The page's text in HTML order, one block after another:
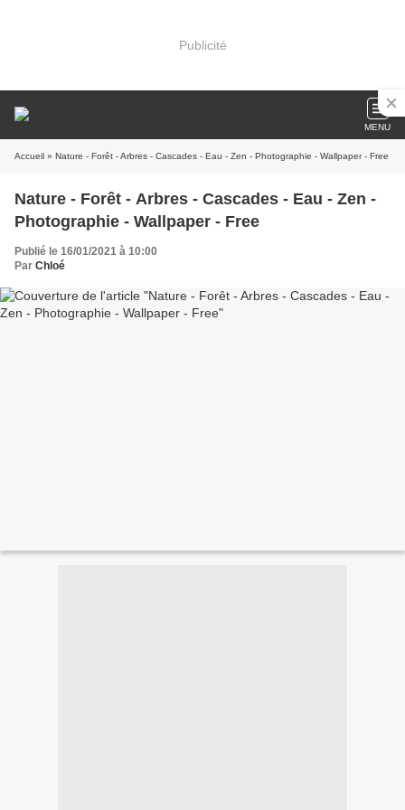
Publicité
MENU
Accueil » Nature - Forêt - Arbres - Cascades - Eau - Zen - Photographie - Wallpaper - Free
Nature - Forêt - Arbres - Cascades - Eau - Zen -
Photographie - Wallpaper - Free
Publié le 16/01/2021 à 10:00
Par Chloé